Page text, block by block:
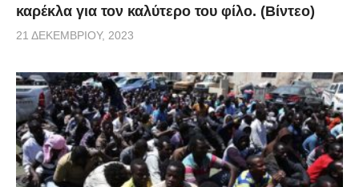
καρέκλα για τον καλύτερο του φίλο. (Βίντεο)
21 ΔΕΚΕΜΒΡΊΟΥ, 2023